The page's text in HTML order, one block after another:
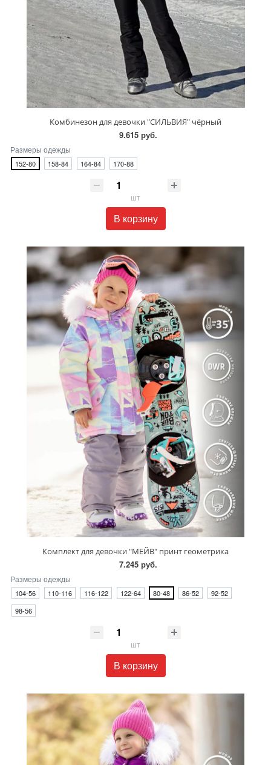
Комбинезон для девочки "СИЛЬВИЯ" чёрный
9.615 руб.
Размеры одежды
152-80 158-84 164-84 170-88
шт
В корзину
Комплект для девочки "МЕЙВ" принт геометрика
7.245 руб.
Размеры одежды
104-56 110-116 116-122 122-64 80-48 86-52
92-52
98-56
шт
В корзину